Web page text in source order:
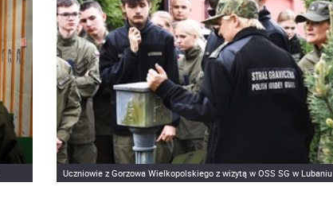
Uczniowie z Gorzowa Wielkopolskiego z wizytą w OSS SG w Lubaniu